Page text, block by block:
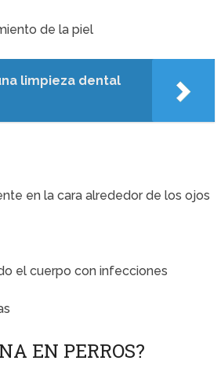
de la piel
limpieza dental
en la cara alrededor de los ojos
el cuerpo con infecciones
EN PERROS?